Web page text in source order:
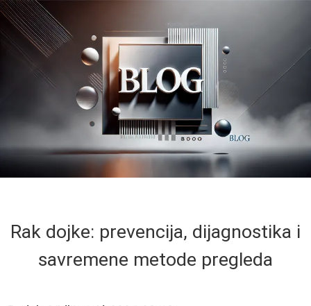
Rak dojke: prevencija, dijagnostika i
savremene metode pregleda